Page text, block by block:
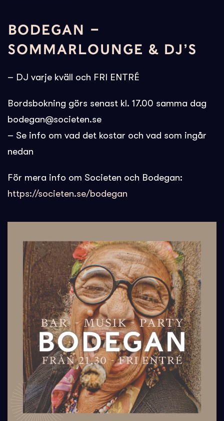
BODEGAN –
SOMMARLOUNGE & DJ’S
– DJ varje kväll och FRI ENTRÉ
Bordsbokning görs senast kl. 17.00 samma dag
bodegan@societen.se
– Se info om vad det kostar och vad som ingår
nedan
För mera info om Societen och Bodegan:
https://societen.se/bodegan